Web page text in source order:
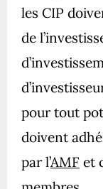
les CIP
de
pour tout
doivent
par l’AMF et